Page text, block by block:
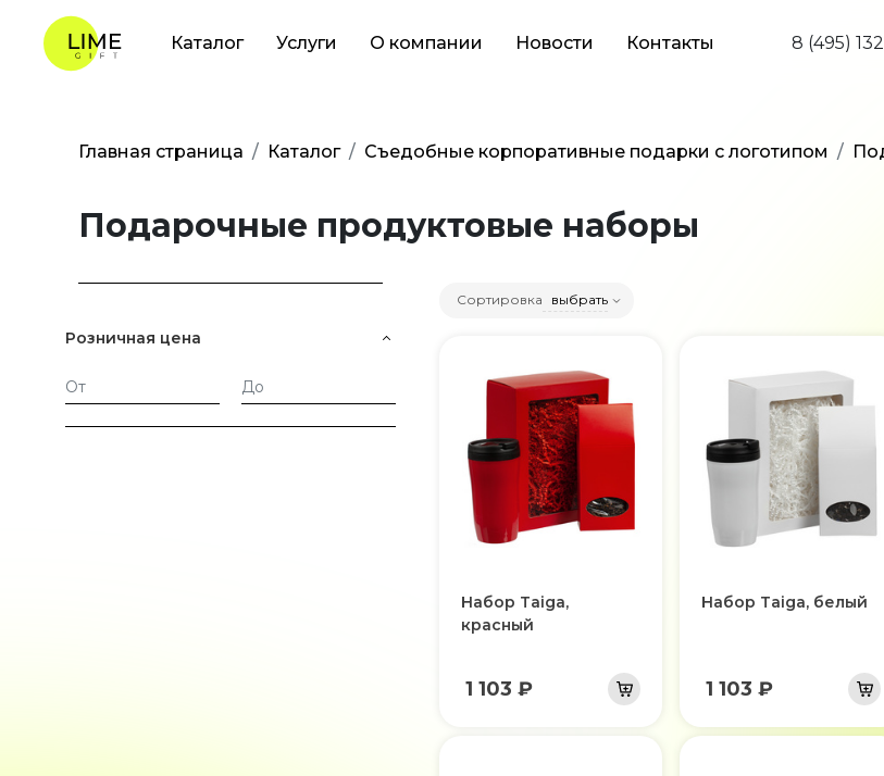
Каталог Услуги О компании Новости Контакты 8 (495)
Главная страница Каталог Съедобные корпоративные подарки с логотипом
Подарочные продуктовые наборы
Розничная цена
Сортировка выбрать
Набор Taiga,
красный
1 103 ₽
Набор Taiga, белый
1 103 ₽